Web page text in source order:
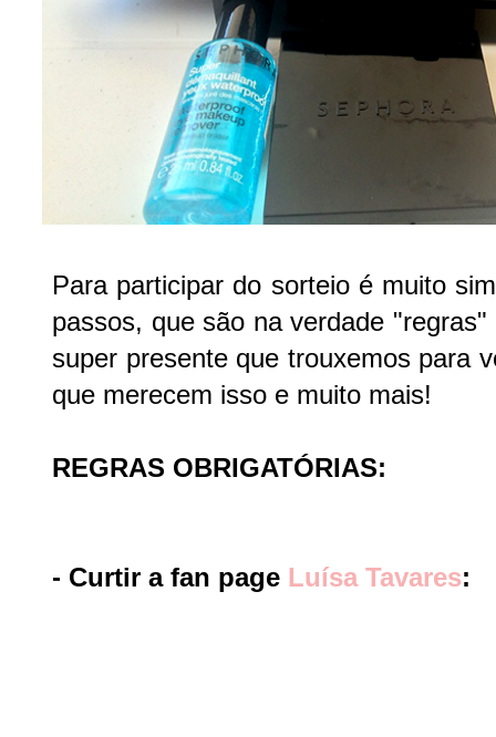
Para participar do sorteio é muito
passos, que são na verdade
super presente que trouxemos para
que merecem isso e muito mais!
REGRAS OBRIGATÓRIAS:
- Curtir a fan page Luísa Tavares: